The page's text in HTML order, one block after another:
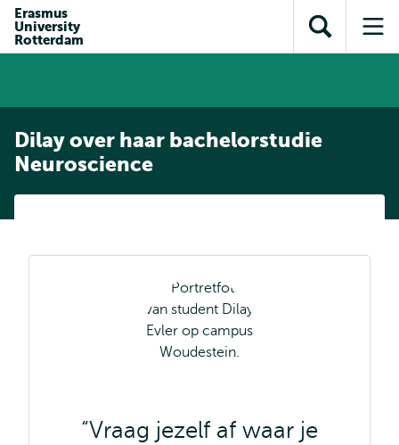
inhoud
Direct naar
subnavigatie
Erasmus
University
Rotterdam
Toon
zoekveld
Dilay over haar bachelorstudie
Neuroscience
Vraag jezelf af waar je